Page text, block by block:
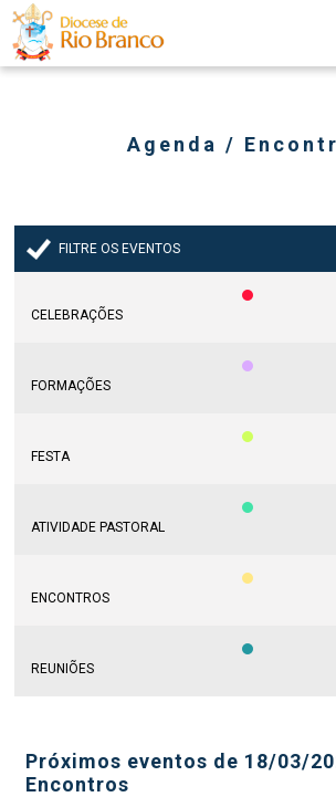
Agenda /
FILTRE OS EVENTOS
CELEBRAÇÕES
FORMAÇÕES
FESTA
ATIVIDADE PASTORAL
ENCONTROS
REUNIÕES
Próximos eventos de 18/03/
Encontros